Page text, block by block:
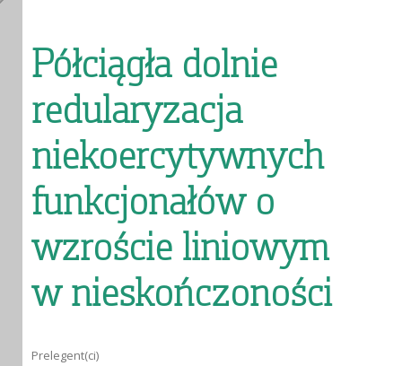
Półciągła dolnie
redularyzacja
niekoercytywnych
funkcjonałów o
wzroście liniowym
w nieskończoności
Prelegent(ci)